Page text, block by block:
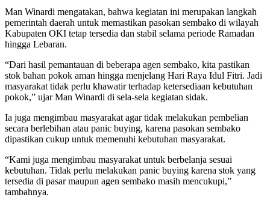
Man Winardi mengatakan, bahwa kegiatan ini merupakan langkah
pemerintah daerah untuk memastikan pasokan sembako di wilayah
Kabupaten OKI tetap tersedia dan stabil selama periode Ramadan
hingga Lebaran.
“Dari hasil pemantauan di beberapa agen sembako, kita pastikan
stok bahan pokok aman hingga menjelang Hari Raya Idul Fitri. Jadi
masyarakat tidak perlu khawatir terhadap ketersediaan kebutuhan
pokok,” ujar Man Winardi di sela-sela kegiatan sidak.
Ia juga mengimbau masyarakat agar tidak melakukan pembelian
secara berlebihan atau panic buying, karena pasokan sembako
dipastikan cukup untuk memenuhi kebutuhan masyarakat.
“Kami juga mengimbau masyarakat untuk berbelanja sesuai
kebutuhan. Tidak perlu melakukan panic buying karena stok yang
tersedia di pasar maupun agen sembako masih mencukupi,”
tambahnya.